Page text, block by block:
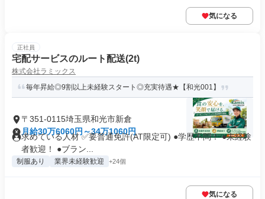
気になる
正社員
宅配サービスのルート配送(2t)
株式会社ラミックス
毎年昇給◎9割以上未経験スタート◎充実待遇★【和光001】
〒351-0115埼玉県和光市新倉
月給30万6060円～34万1060円
求めている人材 ✅要普通免許(AT限定可) ●学歴不問！ ●未経験
者歓迎！ ●ブラン...
制服あり 業界未経験歓迎 +24個
気になる